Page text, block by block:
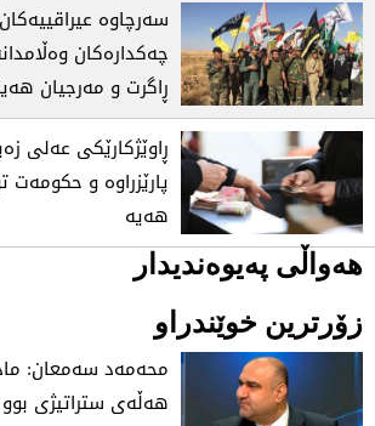
سەرچاوە
چەکدارەکان
ڕاگرت و مەرجیان
ڕاوێژکارێکی عەلی
پارێزراوە و حکومەت
هەیە
هەواڵی پەیوەندیدار
زۆرترین خوێندراو
هه‌ڵه‌ی ستراتیژی‌ بوو